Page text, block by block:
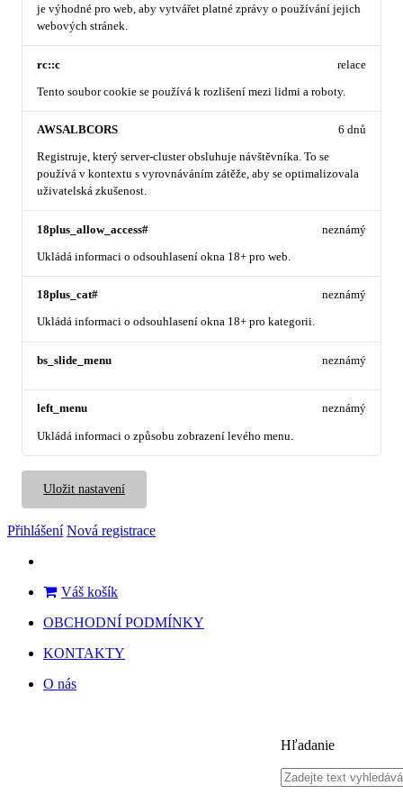
je výhodné pro web, aby vytvářet platné zprávy o používání jejich
webových stránek.
rc::c
Tento soubor cookie se používá k rozlišení mezi lidmi a roboty.
relace
AWSALBCORS
Registruje, který server-cluster obsluhuje návštěvníka. To se
používá v kontextu s vyrovnáváním zátěže, aby se optimalizovala
uživatelská zkušenost.
6 dnů
18plus_allow_access#
Ukládá informaci o odsouhlasení okna 18+ pro web.
neznámý
18plus_cat#
Ukládá informaci o odsouhlasení okna 18+ pro kategorii.
neznámý
bs_slide_menu neznámý
left_menu
Ukládá informaci o způsobu zobrazení levého menu.
neznámý
Uložit nastavení
Přihlášení Nová registrace
Váš košík
OBCHODNÍ PODMÍNKY
KONTAKTY
O nás
Hľadanie